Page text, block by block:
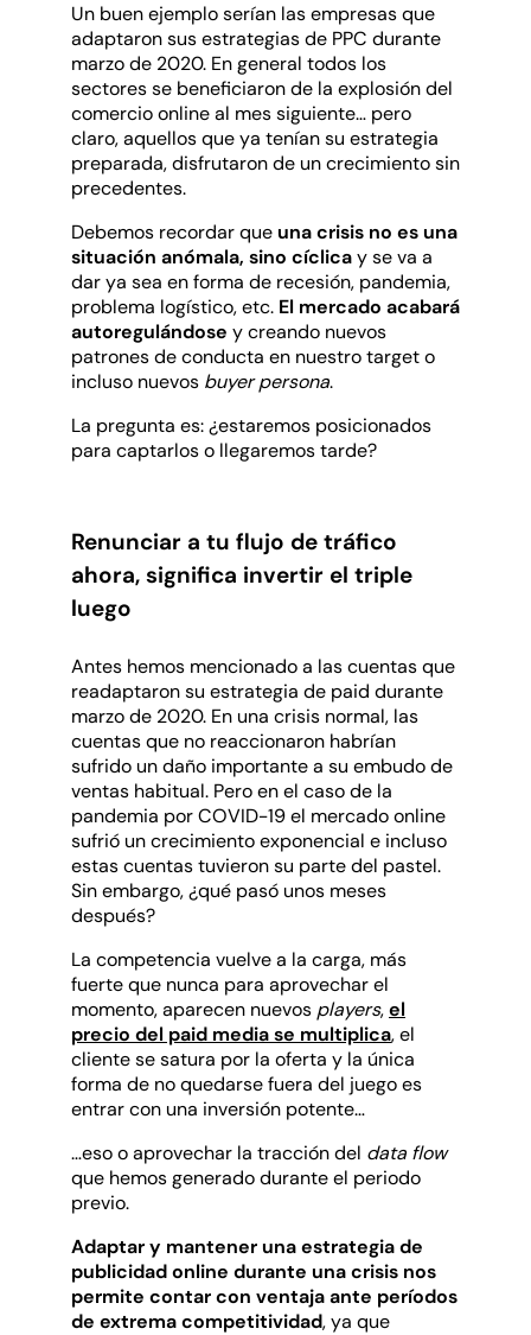
Un buen ejemplo serían las empresas que
adaptaron sus estrategias de PPC durante
marzo de 2020. En general todos los
sectores se beneficiaron de la explosión del
comercio online al mes siguiente… pero
claro, aquellos que ya tenían su estrategia
preparada, disfrutaron de un crecimiento sin
precedentes.
Debemos recordar queuna crisis no es una
situación anómala, sino cíclicay se va a
dar ya sea en forma de recesión, pandemia,
problema logístico, etc. El mercado acabará
autoregulándose y creando nuevos
patrones de conducta en nuestro target o
incluso nuevos buyer persona.
La pregunta es: ¿estaremos posicionados
para captarlos o llegaremos tarde?
Renunciar a tu flujo de tráfico
ahora, significa invertir el triple
luego
Antes hemos mencionado a las cuentas que
readaptaron su estrategia de paid durante
marzo de 2020. En una crisis normal, las
cuentas que no reaccionaron habrían
sufrido un daño importante a su embudo de
ventas habitual. Pero en el caso de la
pandemia por COVID-19 el mercado online
sufrió un crecimiento exponencial e incluso
estas cuentas tuvieron su parte del pastel.
Sin embargo, ¿qué pasó unos meses
después?
La competencia vuelve a la carga, más
fuerte que nunca para aprovechar el
momento, aparecen nuevos players,el
precio del paid media se multiplica, el
cliente se satura por la oferta y la única
forma de no quedarse fuera del juego es
entrar con una inversión potente…
…eso o aprovechar la tracción del data flow
que hemos generado durante el periodo
previo.
Adaptar y mantener una estrategia de
publicidad online durante una crisis nos
permite contar con ventaja ante períodos
de extrema competitividad, ya que